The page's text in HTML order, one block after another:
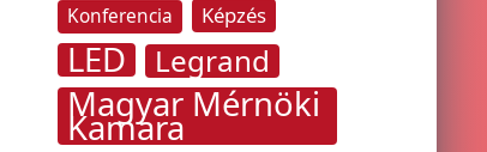
Konferencia Képzés
LED Legrand
Magyar Mérnöki
Kamara